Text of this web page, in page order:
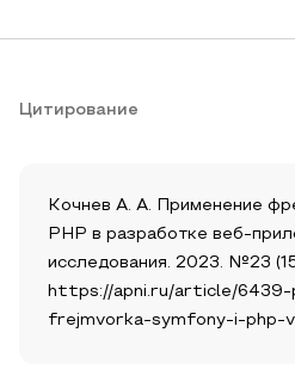
Цитирование
Кочнев А. А. Применение
PHP в разработке веб-
исследования. 2023. №23
https://apni.ru/article/6439-
frejmvorka-symfony-i-php-